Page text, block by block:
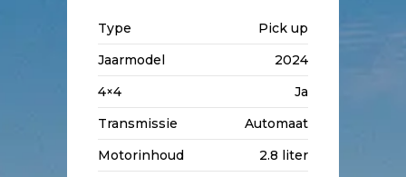
Type
Pick up
Jaarmodel
2024
4×4
Ja
Transmissie
Automaat
Motorinhoud
2.8 liter